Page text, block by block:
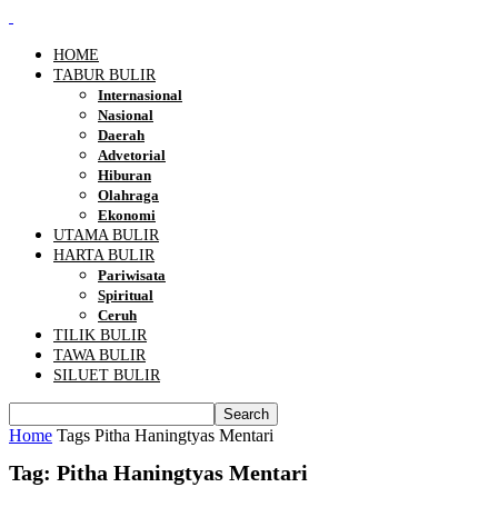
HOME
TABUR BULIR
Internasional
Nasional
Daerah
Advetorial
Hiburan
Olahraga
Ekonomi
UTAMA BULIR
HARTA BULIR
Pariwisata
Spiritual
Ceruh
TILIK BULIR
TAWA BULIR
SILUET BULIR
Home Tags Pitha Haningtyas Mentari
Tag: Pitha Haningtyas Mentari